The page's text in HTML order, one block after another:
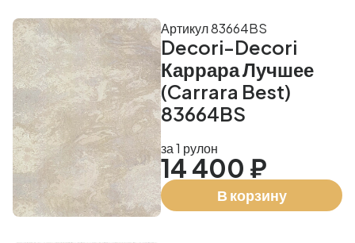
Decori-Decori
Каррара Лучшее
(Carrara Best)
83664BS
Артикул 83664BS
за 1 рулон
14 400 ₽
В корзину